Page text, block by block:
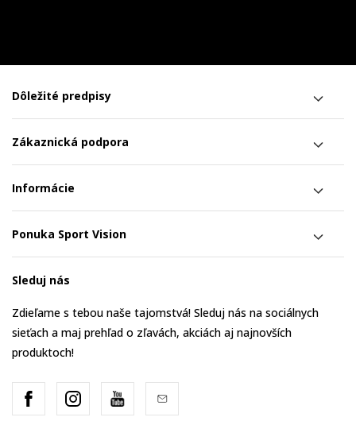
Dôležité predpisy
Zákaznická podpora
Informácie
Ponuka Sport Vision
Sleduj nás
Zdieľame s tebou naše tajomstvá! Sleduj nás na sociálnych
sieťach a maj prehľad o zľavách, akciách aj najnovších
produktoch!